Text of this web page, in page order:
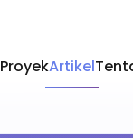
ProyekArtikel